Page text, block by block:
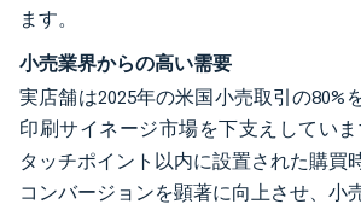
ます。
小売業界からの高い需要
実店舗は2025年の米国小売取引の80%
印刷サイネージ市場を下支えしていま
タッチポイント以内に設置された購買
コンバージョンを顕著に向上させ、小